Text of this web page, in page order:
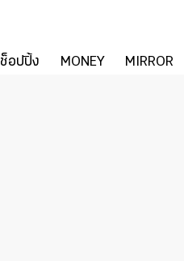
ช็อปปิ้ง MONEY MIRROR